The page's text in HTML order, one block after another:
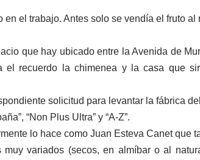
el trabajo. Antes solo se vendía el fruto al
que hay ubicado entre la Avenida de
el recuerdo la chimenea y la casa que
solicitud para levantar la fábrica
“Non Plus Ultra” y “A-Z”.
lo hace como Juan Esteva Canet que
variados (secos, en almíbar o al